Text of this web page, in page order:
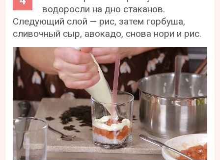
водоросли на дно стаканов.
Следующий слой — рис, затем горбуша,
сливочный сыр, авокадо, снова нори и рис.